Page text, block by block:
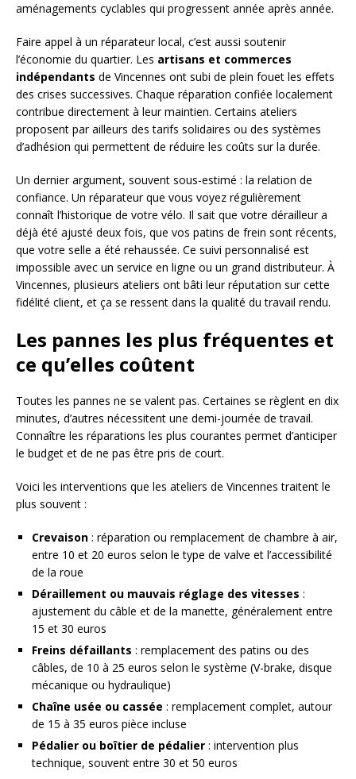
aménagements cyclables qui progressent année après année.
Faire appel à un réparateur local, c’est aussi soutenir
l’économie du quartier. Les artisans et commerces
indépendants de Vincennes ont subi de plein fouet les effets
des crises successives. Chaque réparation confiée localement
contribue directement à leur maintien. Certains ateliers
proposent par ailleurs des tarifs solidaires ou des systèmes
d’adhésion qui permettent de réduire les coûts sur la durée.
Un dernier argument, souvent sous-estimé : la relation de
confiance. Un réparateur que vous voyez régulièrement
connaît l’historique de votre vélo. Il sait que votre dérailleur a
déjà été ajusté deux fois, que vos patins de frein sont récents,
que votre selle a été rehaussée. Ce suivi personnalisé est
impossible avec un service en ligne ou un grand distributeur. À
Vincennes, plusieurs ateliers ont bâti leur réputation sur cette
fidélité client, et ça se ressent dans la qualité du travail rendu.
Les pannes les plus fréquentes et
ce qu’elles coûtent
Toutes les pannes ne se valent pas. Certaines se règlent en dix
minutes, d’autres nécessitent une demi-journée de travail.
Connaître les réparations les plus courantes permet d’anticiper
le budget et de ne pas être pris de court.
Voici les interventions que les ateliers de Vincennes traitent le
plus souvent :
Crevaison : réparation ou remplacement de chambre à air,
entre 10 et 20 euros selon le type de valve et l’accessibilité
de la roue
Déraillement ou mauvais réglage des vitesses :
ajustement du câble et de la manette, généralement entre
15 et 30 euros
Freins défaillants : remplacement des patins ou des
câbles, de 10 à 25 euros selon le système (V-brake, disque
mécanique ou hydraulique)
Chaîne usée ou cassée : remplacement complet, autour
de 15 à 35 euros pièce incluse
Pédalier ou boîtier de pédalier : intervention plus
technique, souvent entre 30 et 50 euros